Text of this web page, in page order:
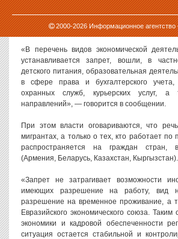
2000-2026Информационное агентство
О новом указе губернатора
департамент информационной политики.
«В перечень видов экономической
устанавливается запрет, вошли, в
детского питания, образовательная
в сфере права и бухгалтерского учета,
охранных служб, курьерских услуг, а
направлений», — говорится в сообщении.
При этом власти оговариваются, что
мигрантах, а только о тех, кто работает по
распространяется на граждан
(Армения, Беларусь, Казахстан, Кыргызстан).
«Запрет не затрагивает возможности
имеющих разрешение на работу, вид
разрешение на временное проживание, а
Евразийского экономического союза.
экономики и кадровой обеспеченности
ситуация остается стабильной и